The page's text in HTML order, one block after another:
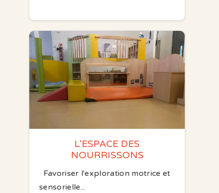
L'ESPACE DES
NOURRISSONS
Favoriser l'exploration motrice et
sensorielle...